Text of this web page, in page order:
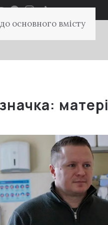
основного вмісту